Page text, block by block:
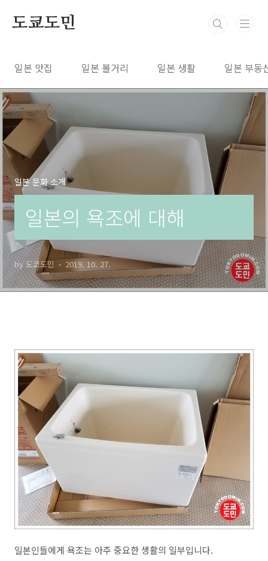
도쿄도민
일본 맛집 일본 볼거리 일본 생활 일본 부동
일본 문화 소개
일본의 욕조에 대해
by 도쿄도민 2019. 10. 27.
일본인들에게 욕조는 아주 중요한 생활의 일부입니다.